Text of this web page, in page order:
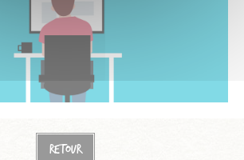
Retour